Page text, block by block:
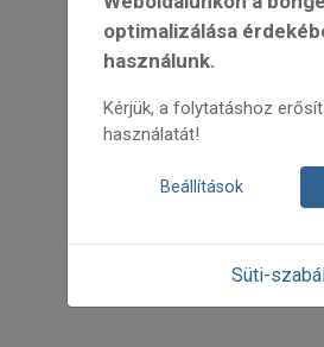
optimalizálása
használunk.
Kérjük, a folytatáshoz
használatát!
Beállítások
Süti-